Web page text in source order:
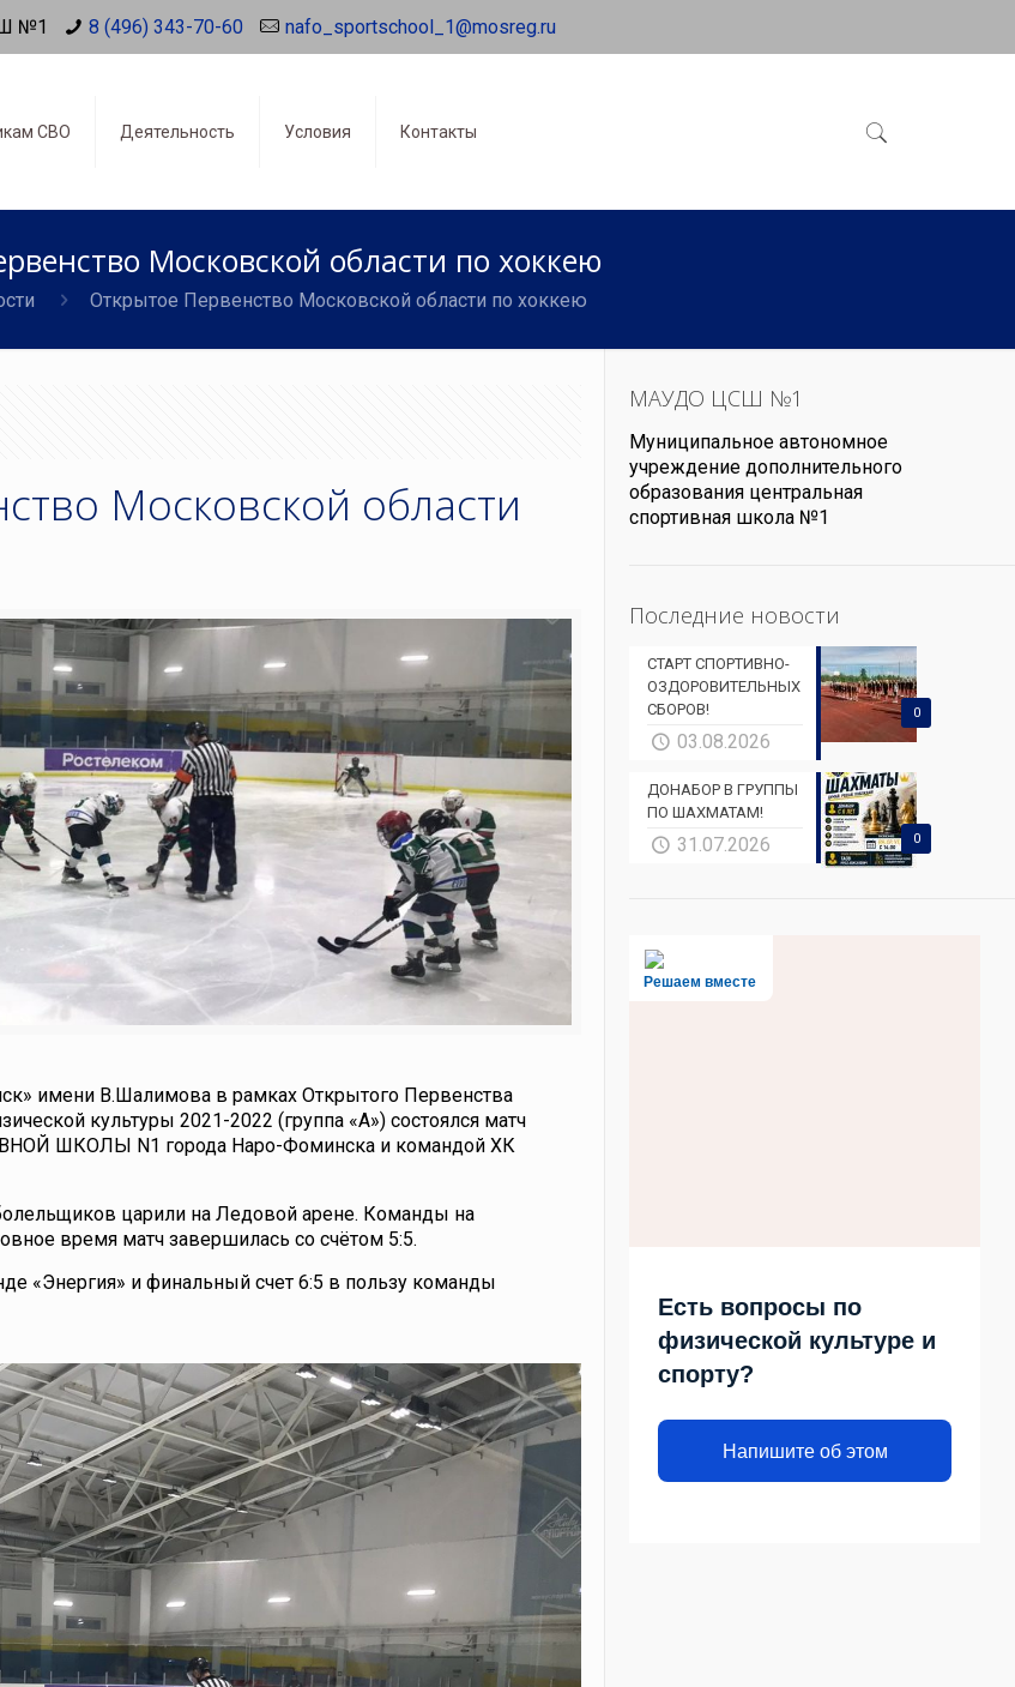
№1 8 (496) 343-70-60 nafo_sportschool_1@mosreg.ru
СВО Деятельность Условия Контакты
Московской области по хоккею
Открытое Первенство Московской области по хоккею
Московской области
имени В.Шалимова в рамках Открытого Первенства
культуры 2021-2022 (группа «А») состоялся матч
ШКОЛЫ N1 города Наро-Фоминска и командой ХК
царили на Ледовой арене. Команды на
время матч завершилась со счётом 5:5.
«Энергия» и финальный счет 6:5 в пользу команды
МАУДО ЦСШ №1
Муниципальное автономное
учреждение дополнительного
образования центральная
спортивная школа №1
Последние новости
0
СТАРТ СПОРТИВНО-
ОЗДОРОВИТЕЛЬНЫХ
СБОРОВ!
03.08.2026
0
ДОНАБОР В ГРУППЫ
ПО ШАХМАТАМ!
31.07.2026
Решаем вместе
Есть вопросы по
физической культуре и
спорту?
Напишите об этом